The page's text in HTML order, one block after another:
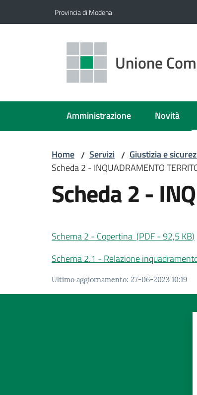
Provincia di Modena
Unione
Amministrazione Novità
Home / Servizi / Giustizia e
Scheda 2 - INQUADRAMENTO
Scheda 2 -
Schema 2 - Copertina (PDF-92,5 KB)
Schema 2.1 - Relazione
Ultimo aggiornamento: 27-06-2023 10:19